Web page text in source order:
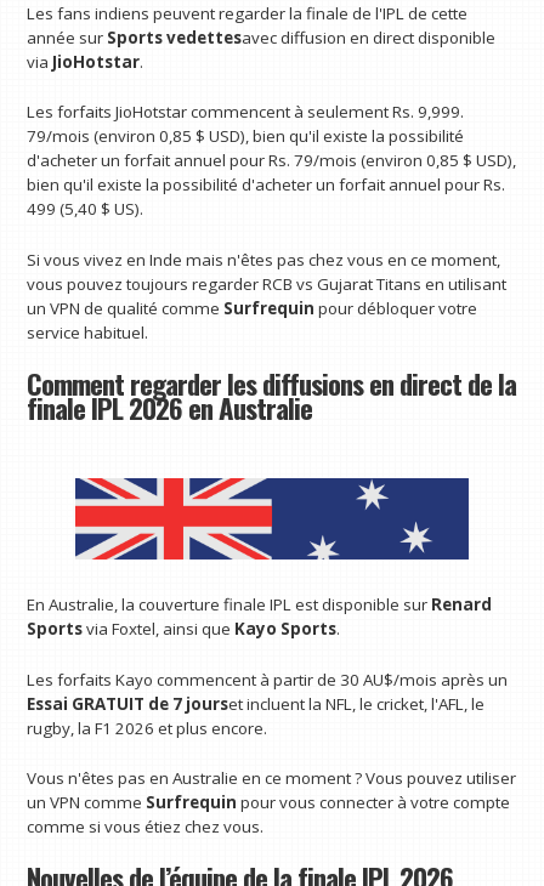
Les fans indiens peuvent regarder la finale de l'IPL de cette
année sur Sports vedettesavec diffusion en direct disponible
via JioHotstar.
Les forfaits JioHotstar commencent à seulement Rs. 9,999.
79/mois (environ 0,85 $ USD), bien qu'il existe la possibilité
d'acheter un forfait annuel pour Rs. 79/mois (environ 0,85 $ USD),
bien qu'il existe la possibilité d'acheter un forfait annuel pour Rs.
499 (5,40 $ US).
Si vous vivez en Inde mais n'êtes pas chez vous en ce moment,
vous pouvez toujours regarder RCB vs Gujarat Titans en utilisant
un VPN de qualité comme Surfrequin pour débloquer votre
service habituel.
Comment regarder les diffusions en direct de la
finale IPL 2026 en Australie
En Australie, la couverture finale IPL est disponible sur Renard
Sportsvia Foxtel, ainsi que Kayo Sports.
Les forfaits Kayo commencent à partir de 30 AU$/mois après un
Essai GRATUIT de 7 jourset incluent la NFL, le cricket, l'AFL, le
rugby, la F1 2026 et plus encore.
Vous n'êtes pas en Australie en ce moment ? Vous pouvez utiliser
un VPN comme Surfrequin pour vous connecter à votre compte
comme si vous étiez chez vous.
Nouvelles de l’équipe de la finale IPL 2026